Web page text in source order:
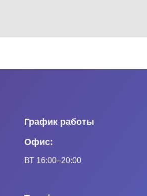
График работы
Офис:
ВТ 16:00–20:00